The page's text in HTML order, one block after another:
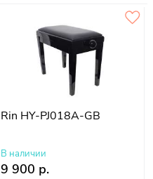
Rin HY-PJ018A-GB
В наличии
9 900 р.